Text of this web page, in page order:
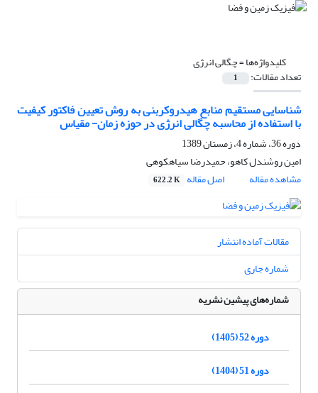
کلیدواژه‌ها =چگالی انرژی
تعداد مقالات: 1
شناسایی مستقیم منابع هیدروکربنی به روش تعیین فاکتور کیفیت
با استفاده از محاسبه چگالی انرژی در حوزه زمان- مقیاس
دوره 36، شماره 4، زمستان 1389
امین روشندل کاهو، حمیدرضا سیاهکوهی
مشاهده مقاله
اصل مقاله 622.2 K
مقالات آماده انتشار
شماره جاری
شماره‌های پیشین نشریه
دوره 52 (1405)
دوره 51 (1404)